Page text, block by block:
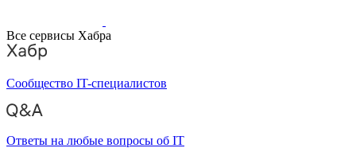
Все сервисы Хабра
Сообщество IT-специалистов
Ответы на любые вопросы об IT